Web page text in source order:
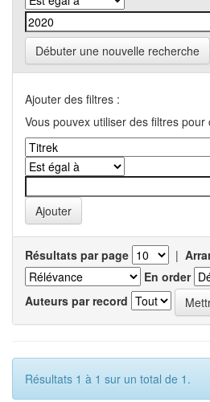
Débuter une nouvelle recherche
Ajouter des filtres :
Vous pouvex utiliser des filtres pour
Résultats par page |
En order
Auteurs par record
Résultats 1 à 1 sur un total de 1.